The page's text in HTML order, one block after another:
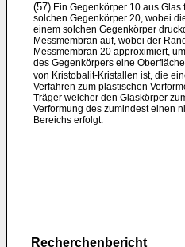
(57) Ein Gegenkörper 10 aus
solchen Gegenkörper 20, wobei
einem solchen Gegenkörper
Messmembran auf, wobei der
Messmembran 20 approximiert,
des Gegenkörpers eine
von Kristobalit-Kristallen ist, die
Verfahren zum plastischen
Träger welcher den Glaskörper
Verformung des zumindest einen
Bereichs erfolgt.
Recherchenbericht